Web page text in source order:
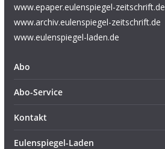
www.epaper.eulenspiegel-zeitschrift.de
www.archiv.eulenspiegel-zeitschrift.de
www.eulenspiegel-laden.de
Abo
Abo-Service
Kontakt
Eulenspiegel-Laden